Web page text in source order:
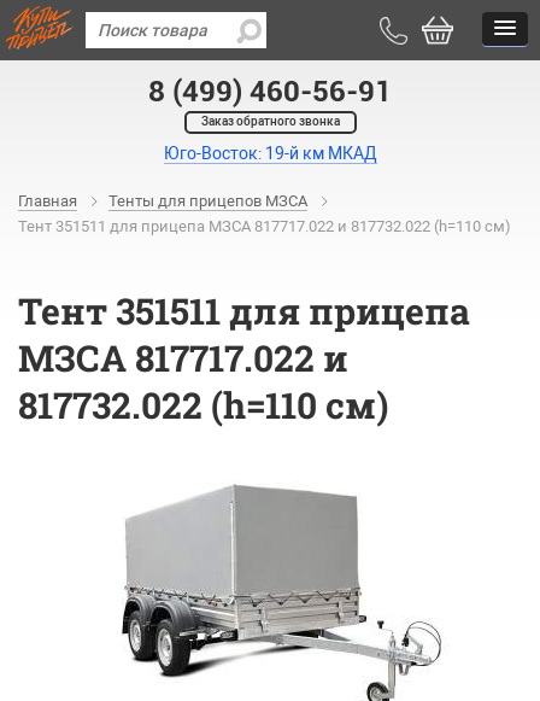
8 (499) 460-56-91
Заказ обратного звонка
Юго-Восток: 19-й км МКАД
Главная
Тенты для прицепов МЗСА
Тент 351511 для прицепа МЗСА 817717.022 и 817732.022 (h=110 см)
Тент 351511 для прицепа
МЗСА 817717.022 и
817732.022 (h=110 см)